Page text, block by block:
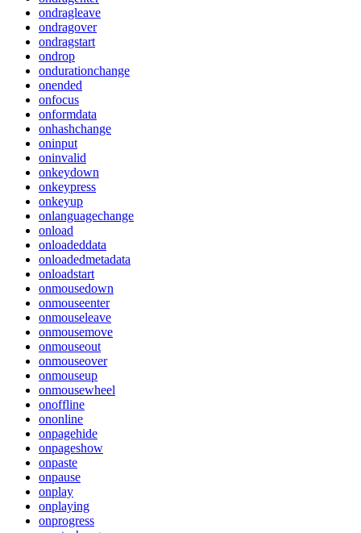
ondragleave
ondragover
ondragstart
ondrop
ondurationchange
onended
onfocus
onformdata
onhashchange
oninput
oninvalid
onkeydown
onkeypress
onkeyup
onlanguagechange
onload
onloadeddata
onloadedmetadata
onloadstart
onmousedown
onmouseenter
onmouseleave
onmousemove
onmouseout
onmouseover
onmouseup
onmousewheel
onoffline
ononline
onpagehide
onpageshow
onpaste
onpause
onplay
onplaying
onprogress